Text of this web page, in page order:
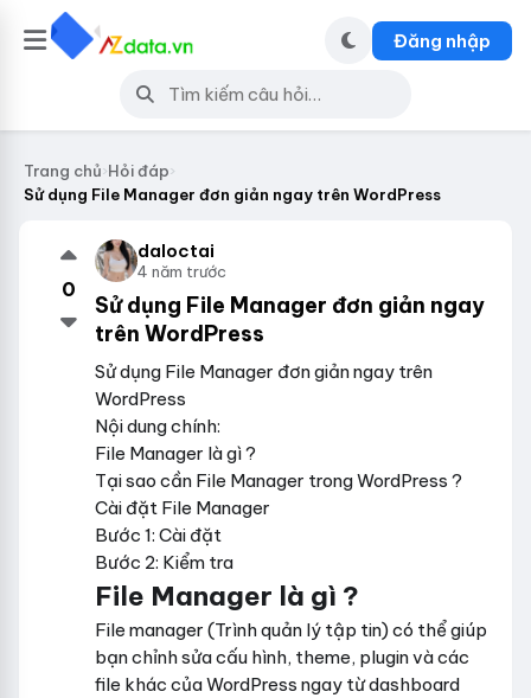
Đăng nhập
Trang chủ›Hỏi đáp›
Sử dụng File Manager đơn giản ngay trên WordPress
0
daloctai
4 năm trước
Sử dụng File Manager đơn giản ngay
trên WordPress
Sử dụng File Manager đơn giản ngay trên
WordPress
Nội dung chính:
File Manager là gì ?
Tại sao cần File Manager trong WordPress ?
Cài đặt File Manager
Bước 1: Cài đặt
Bước 2: Kiểm tra
File Manager là gì ?
File manager (Trình quản lý tập tin) có thể giúp
bạn chỉnh sửa cấu hình, theme, plugin và các
file khác của WordPress ngay từ dashboard